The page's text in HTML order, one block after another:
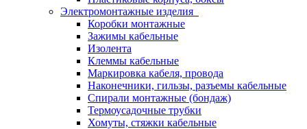
Электромонтажные изделия
Коробки монтажные
Зажимы кабельные
Изолента
Клеммы кабельные
Маркировка кабеля, провода
Наконечники, гильзы, разъемы кабельные
Спирали монтажные (бондаж)
Термоусадочные трубки
Хомуты, стяжки кабельные